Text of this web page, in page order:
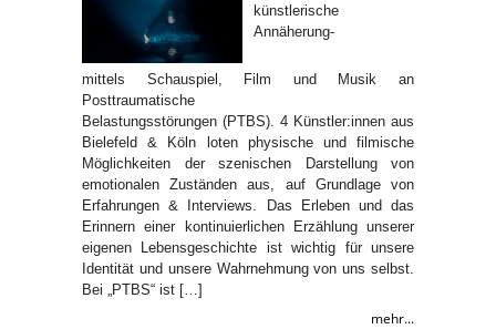
künstlerische
Annäherung-
mittels Schauspiel, Film und Musik an
Posttraumatische
Belastungsstörungen (PTBS). 4 Künstler:innen aus
Bielefeld & Köln loten physische und filmische
Möglichkeiten der szenischen Darstellung von
emotionalen Zuständen aus, auf Grundlage von
Erfahrungen & Interviews. Das Erleben und das
Erinnern einer kontinuierlichen Erzählung unserer
eigenen Lebensgeschichte ist wichtig für unsere
Identität und unsere Wahrnehmung von uns selbst.
Bei „PTBS“ ist […]
mehr...